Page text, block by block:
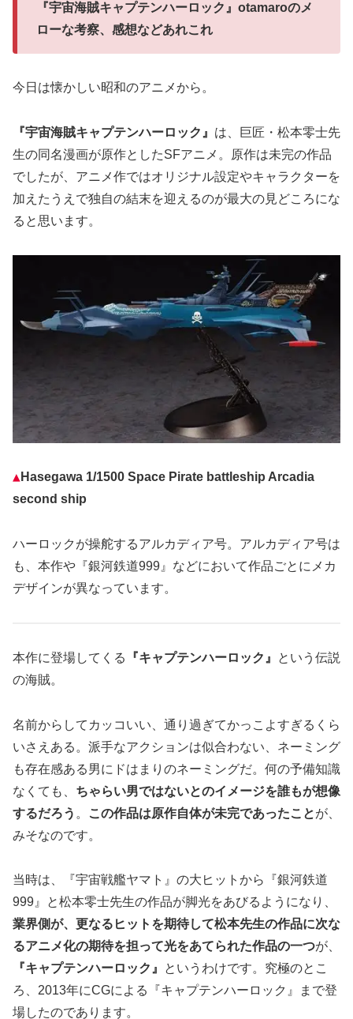
『宇宙海賊キャプテンハーロック』otamaroのメ
ローな考察、感想などあれこれ
今日は懐かしい昭和のアニメから。
『宇宙海賊キャプテンハーロック』 は、巨匠・松本零士先
生の同名漫画が原作としたSFアニメ。原作は未完の作品
でしたが、アニメ作ではオリジナル設定やキャラクターを
加えたうえで独自の結末を迎えるのが最大の見どころにな
ると思います。
▲ Hasegawa 1/1500 Space Pirate battleship Arcadia
second ship
ハーロックが操舵するアルカディア号。アルカディア号は
も、本作や『銀河鉄道999』などにおいて作品ごとにメカ
デザインが異なっています。
本作に登場してくる 『キャプテンハーロック』
という伝説
の海賊。
名前からしてカッコいい、通り過ぎてかっこよすぎるくら
いさえある。派手なアクションは似合わない、ネーミング
も存在感ある男にドはまりのネーミングだ。何の予備知識
なくても、 ちゃらい男ではないとのイメージを誰もが想像
するだろう 。 この作品は原作自体が未完であったことが、
みそなのです。
当時は、『宇宙戦艦ヤマト』の大ヒットから『銀河鉄道
999』と松本零士先生の作品が脚光をあびるようになり、
業界側が、更なるヒットを期待して松本先生の作品に次な
るアニメ化の期待を担って光をあてられた作品の一つが、
『キャプテンハーロック』
というわけです。究極のとこ
ろ、2013年にCGによる『キャプテンハーロック』まで登
場したのであります。